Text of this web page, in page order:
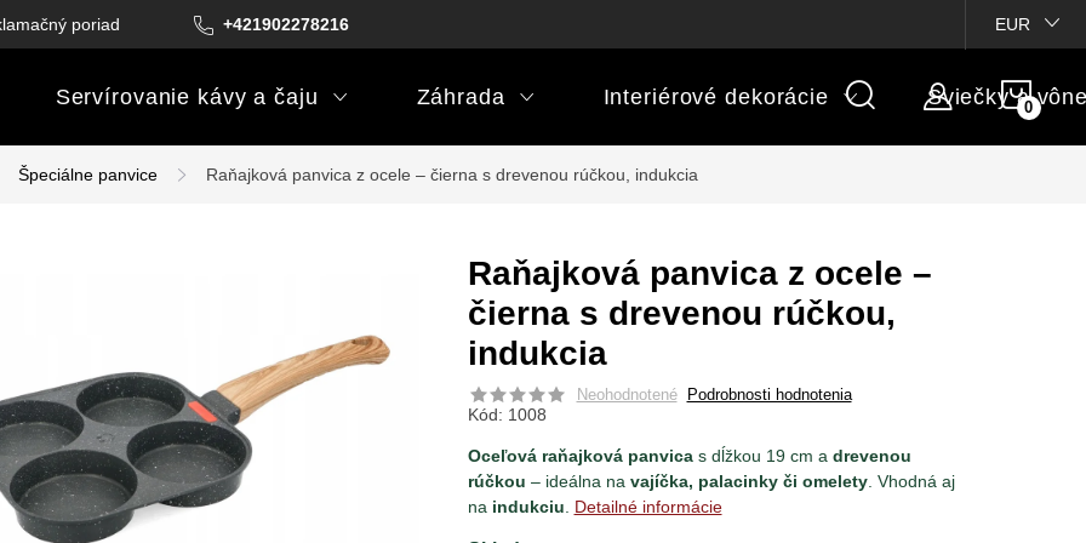
+421902278216
poriadok Podmienky darčekových poukazov Vlastné popisy produktov
EUR
Servírovanie kávy a čaju Záhrada Interiérové dekorácie Sviečky a
Špeciálne panvice Raňajková panvica z ocele – čierna s drevenou rúčkou, indukcia
Raňajková panvica z ocele –
čierna s drevenou rúčkou,
indukcia
Neohodnotené Podrobnosti hodnotenia
Kód: 1008
Oceľová raňajková panvicas dĺžkou 19 cm a drevenou
rúčkou – ideálna na vajíčka, palacinky či omelety. Vhodná aj
na indukciu Detailné informácie